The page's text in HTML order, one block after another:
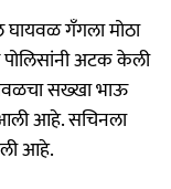
घायवळ गँगला मोठा
अटक केली
सख्खा भाऊ
आहे. सचिनला
आहे.